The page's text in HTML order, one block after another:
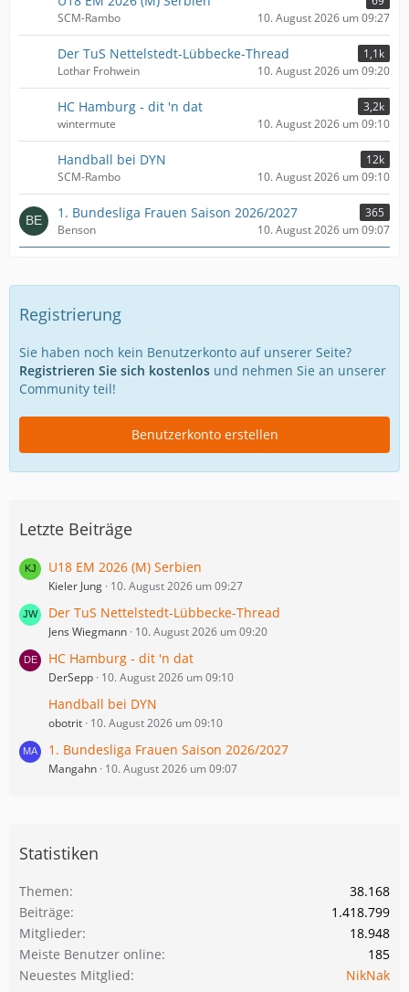
SCM-Rambo
10. August 2026 um 09:27
Der TuS Nettelstedt-Lübbecke-Thread
1,1k
Lothar Frohwein
10. August 2026 um 09:20
HC Hamburg - dit 'n dat
3,2k
wintermute
10. August 2026 um 09:10
Handball bei DYN
12k
SCM-Rambo
10. August 2026 um 09:10
1. Bundesliga Frauen Saison 2026/2027
365
Benson
10. August 2026 um 09:07
Registrierung
Sie haben noch kein Benutzerkonto auf unserer Seite?
Registrieren Sie sich kostenlos und nehmen Sie an unserer
Community teil!
Benutzerkonto erstellen
Letzte Beiträge
U18 EM 2026 (M) Serbien
Kieler Jung 10. August 2026 um 09:27
Der TuS Nettelstedt-Lübbecke-Thread
Jens Wiegmann 10. August 2026 um 09:20
HC Hamburg - dit 'n dat
DerSepp 10. August 2026 um 09:10
Handball bei DYN
obotrit 10. August 2026 um 09:10
1. Bundesliga Frauen Saison 2026/2027
Mangahn 10. August 2026 um 09:07
Statistiken
Themen
38.168
Beiträge
1.418.799
Mitglieder
18.948
Meiste Benutzer online
185
Neuestes Mitglied
NikNak